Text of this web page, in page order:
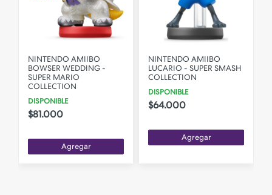
NINTENDO AMIIBO
BOWSER WEDDING -
SUPER MARIO
COLLECTION
DISPONIBLE
$81.000
Agregar
NINTENDO AMIIBO
LUCARIO - SUPER SMASH
COLLECTION
DISPONIBLE
$64.000
Agregar